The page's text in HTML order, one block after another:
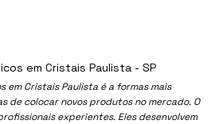
Cristais Paulista é a formas mais
de colocar novos produtos no mercado. O
experientes. Eles desenvolvem
em Cristais Paulista - SP